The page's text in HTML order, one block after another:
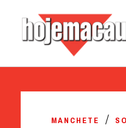
MANCHETE